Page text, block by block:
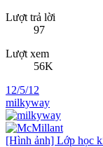
Lượt trả lời
97
Lượt xem
56K
12/5/12
milkyway
[Hình ảnh] Lớp học